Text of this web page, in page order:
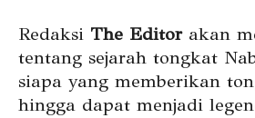
Redaksi The Editorakan
tentang sejarah tongkat
siapa yang memberikan
hingga dapat menjadi